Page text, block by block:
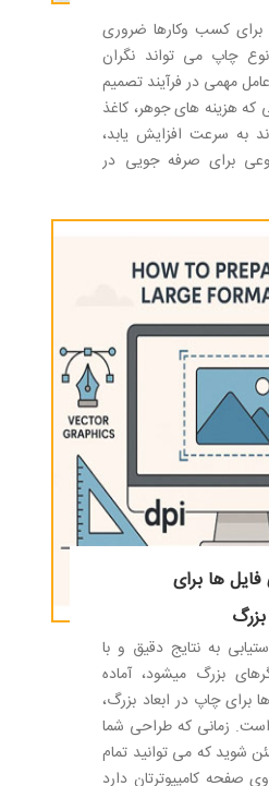
برای کسب وکارها ضروری
چاپ می تواند نگران
مهمی در فرآیند تصمیم
هزینه های جوهر، کاغذ
به سرعت افزایش یابد،
برای صرفه جویی در
به صرفه تر کردن چاپ در
ها برای
به نتایج دقیق و با
بزرگ میشود، آماده
چاپ در ابعاد بزرگ،
زمانی که طراحی شما
شوید که می توانید تمام
صفحه کامپیوترتان دارد